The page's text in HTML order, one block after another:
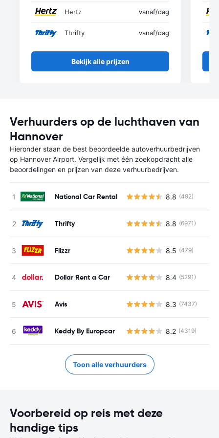
Hertz vanaf/dag
Thrifty vanaf/dag
Bekijk alle prijzen
Verhuurders op de luchthaven van
Hannover
Hieronder staan de best beoordeelde autoverhuurbedrijven
op Hannover Airport. Vergelijk met één zoekopdracht alle
beoordelingen en prijzen van deze verhuurbedrijven.
National Car Rental 8.8 (492)
Thrifty 8.8 (6971)
Flizzr 8.5 (479)
Dollar Rent a Car 8.4 (5291)
Avis 8.3 (7437)
Keddy By Europcar 8.2 (4319)
Toon alle verhuurders
Voorbereid op reis met deze
handige tips